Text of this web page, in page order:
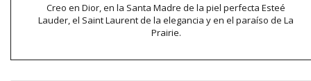
Creo en Dior, en la Santa Madre de la piel perfecta Esteé
Lauder, el Saint Laurent de la elegancia y en el paraíso de La
Prairie.